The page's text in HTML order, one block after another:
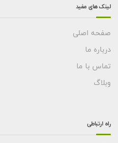
لینک های مفید
صفحه اصلی
درباره ما
تماس با ما
وبلاگ
راه ارتباطی